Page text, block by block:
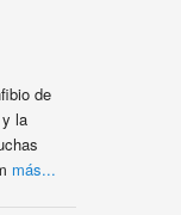
de
la
más...